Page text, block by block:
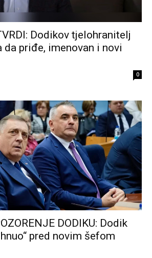
Dodikov tjelohranitelj
da priđe, imenovan i novi
0
DODIKU: Dodik
pred novim šefom